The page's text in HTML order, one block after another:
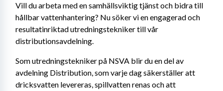
Vill du arbeta med en samhällsviktig tjänst och bidra till
hållbar vattenhantering? Nu söker vi en engagerad och
resultatinriktad utredningstekniker till vår
distributionsavdelning.
Som utredningstekniker på NSVA blir du en del av
avdelning Distribution, som varje dag säkerställer att
dricksvatten levereras, spillvatten renas och att